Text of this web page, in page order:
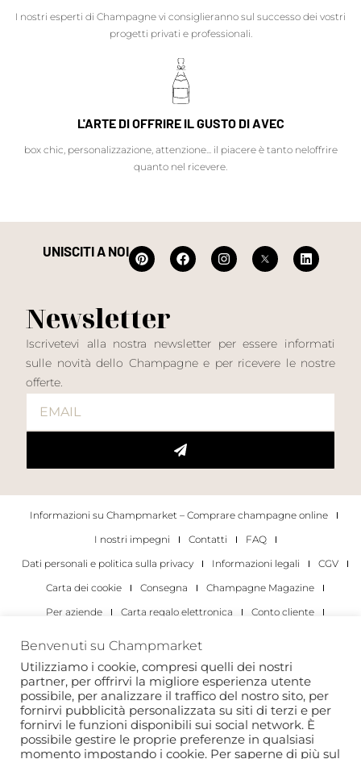
I nostri esperti di Champagne vi consiglieranno sul successo dei vostri
progetti privati e professionali.
L'ARTE DI OFFRIRE IL GUSTO DI AVEC
box chic, personalizzazione, attenzione... il piacere è tanto neloffrire
quanto nel ricevere.
UNISCITI A NOI
Newsletter
Iscrivetevi alla nostra newsletter per essere informati
sulle novità dello Champagne e per ricevere le nostre
offerte.
Informazioni su Champmarket – Comprare champagne online
I nostri impegni
Contatti
FAQ
Dati personali e politica sulla privacy
Informazioni legali
CGV
Carta dei cookie
Consegna
Champagne Magazine
Per aziende
Carta regalo elettronica
Conto cliente
Per gli individui
Per le aziende
Copyright 2022 © tutti i diritti riservati. Champmarket.
Benvenuti su Champmarket
Utilizziamo i cookie, compresi quelli dei nostri
partner, per offrirvi la migliore esperienza utente
possibile, per analizzare il traffico del nostro sito, per
fornirvi pubblicità personalizzata su siti di terzi e per
fornirvi le funzioni disponibili sui social network. È
possibile gestire le proprie preferenze in qualsiasi
momento impostando i cookie. Per saperne di più sul